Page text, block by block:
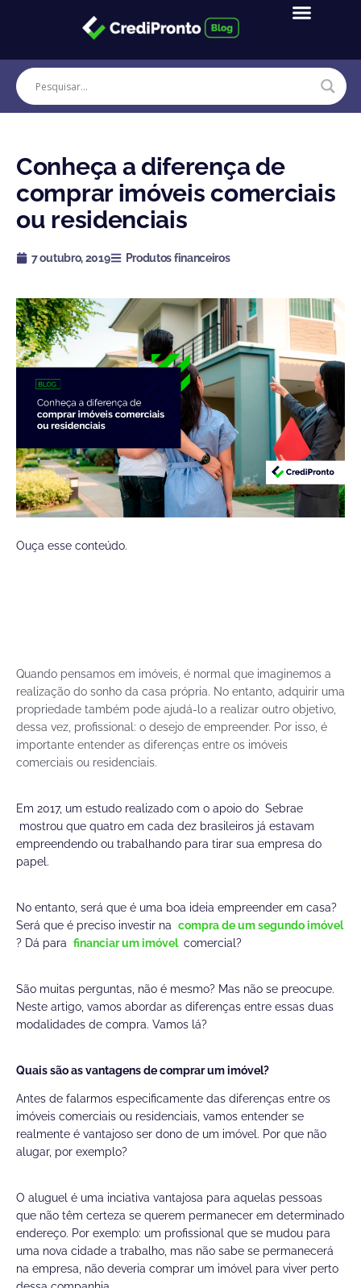
conteúdo
Conheça a diferença de
comprar imóveis comerciais
ou residenciais
7 outubro, 2019 Produtos financeiros
Ouça esse conteúdo.
Quando pensamos em imóveis, é normal que imaginemos a
realização do sonho da casa própria. No entanto, adquirir uma
propriedade também pode ajudá-lo a realizar outro objetivo,
dessa vez, profissional: o desejo de empreender. Por isso, é
importante entender as diferenças entre os imóveis
comerciais ou residenciais.
Em 2017, um estudo realizado com o apoio do Sebrae
mostrou que quatro em cada dez brasileiros já estavam
empreendendo ou trabalhando para tirar sua empresa do
papel.
No entanto, será que é uma boa ideia empreender em casa?
Será que é preciso investir na compra de um segundo imóvel
? Dá para financiar um imóvel comercial?
São muitas perguntas, não é mesmo? Mas não se preocupe.
Neste artigo, vamos abordar as diferenças entre essas duas
modalidades de compra. Vamos lá?
Quais são as vantagens de comprar um imóvel?
Antes de falarmos especificamente das diferenças entre os
imóveis comerciais ou residenciais, vamos entender se
realmente é vantajoso ser dono de um imóvel. Por que não
alugar, por exemplo?
O aluguel é uma inciativa vantajosa para aquelas pessoas
que não têm certeza se querem permanecer em determinado
endereço. Por exemplo: um profissional que se mudou para
uma nova cidade a trabalho, mas não sabe se permanecerá
na empresa, não deveria comprar um imóvel para viver perto